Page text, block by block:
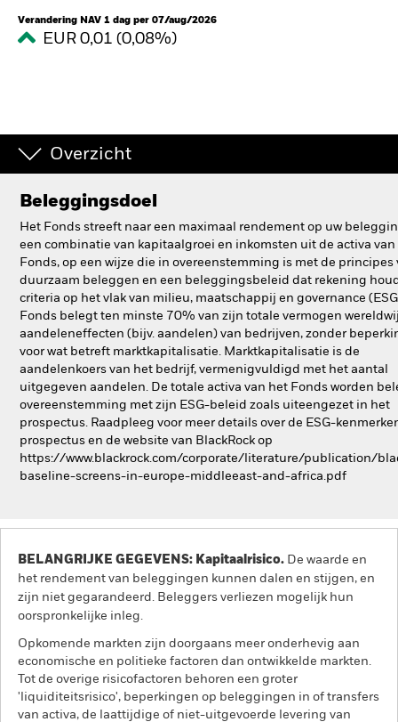
Verandering NAV 1 dag per 07/aug/2026
EUR 0,01 (0,08%)
Overzicht
Beleggingsdoel
Het Fonds streeft naar een maximaal rendement op uw
een combinatie van kapitaalgroei en inkomsten uit de activa van
Fonds, op een wijze die in overeenstemming is met de principes
duurzaam beleggen en een beleggingsbeleid dat rekening
criteria op het vlak van milieu, maatschappij en governance
Fonds belegt ten minste 70% van zijn totale vermogen
aandeleneffecten (bijv. aandelen) van bedrijven, zonder
voor wat betreft marktkapitalisatie. Marktkapitalisatie is de
aandelenkoers van het bedrijf, vermenigvuldigd met het aantal
uitgegeven aandelen. De totale activa van het Fonds worden
overeenstemming met zijn ESG-beleid zoals uiteengezet in het
prospectus. Raadpleeg voor meer details over de ESG-
prospectus en de website van BlackRock op
https://www.blackrock.com/corporate/literature/publication/
baseline-screens-in-europe-middleeast-and-africa.pdf
BELANGRIJKE GEGEVENS: Kapitaalrisico. De waarde en
het rendement van beleggingen kunnen dalen en stijgen, en
zijn niet gegarandeerd. Beleggers verliezen mogelijk hun
oorspronkelijke inleg.
Opkomende markten zijn doorgaans meer onderhevig aan
economische en politieke factoren dan ontwikkelde markten.
Tot de overige risicofactoren behoren een groter
'liquiditeitsrisico', beperkingen op beleggingen in of transfers
van activa, de laattijdige of niet-uitgevoerde levering van